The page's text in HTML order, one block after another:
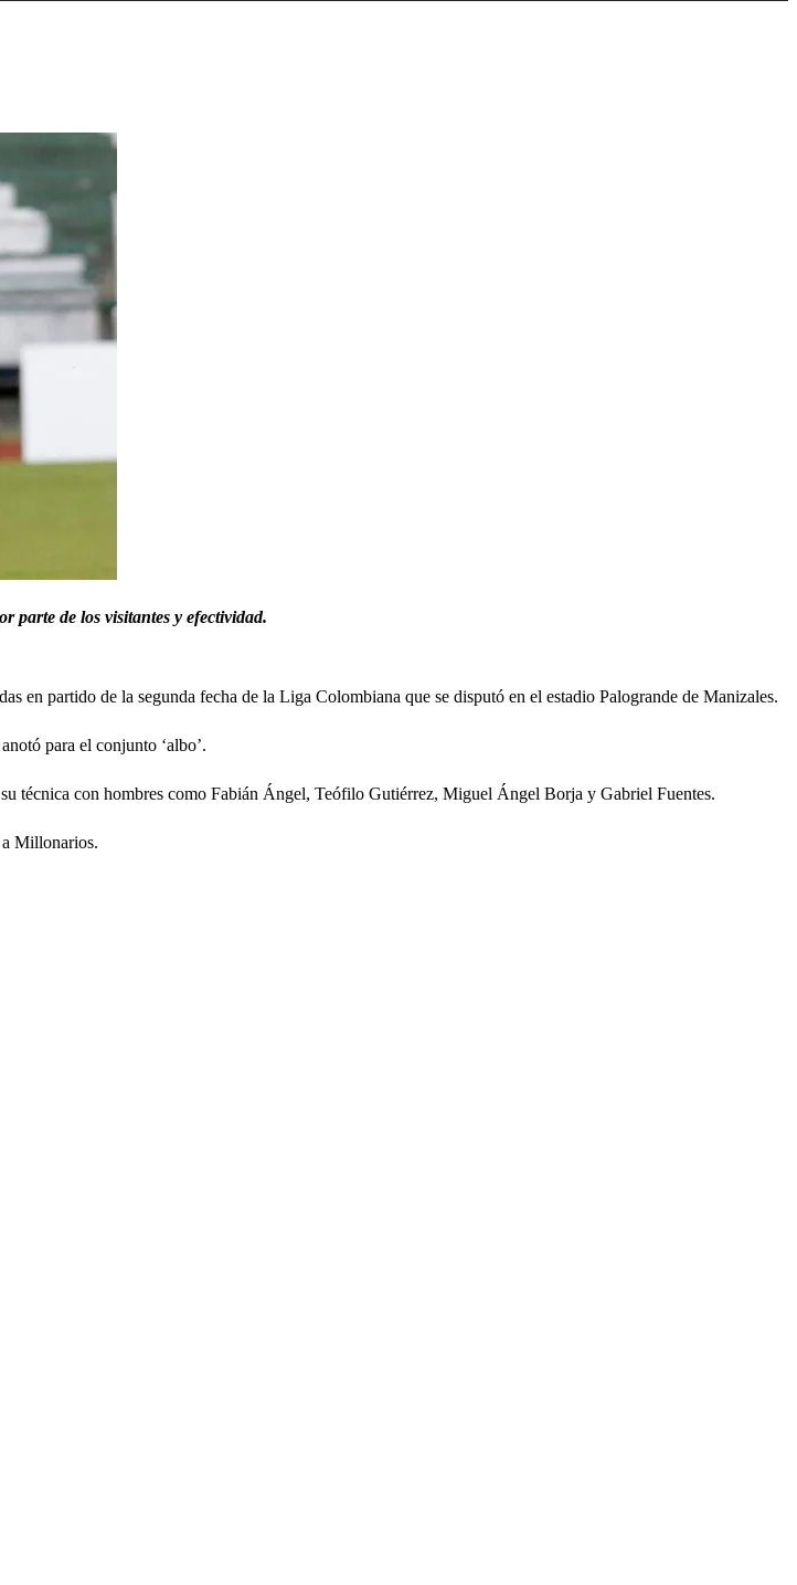
parte de los visitantes y efectividad.
en partido de la segunda fecha de la Liga Colombiana que se disputó en el estadio Palogrande de Manizales.
para el conjunto ‘albo’.
técnica con hombres como Fabián Ángel, Teófilo Gutiérrez, Miguel Ángel Borja y Gabriel Fuentes.
a Millonarios.